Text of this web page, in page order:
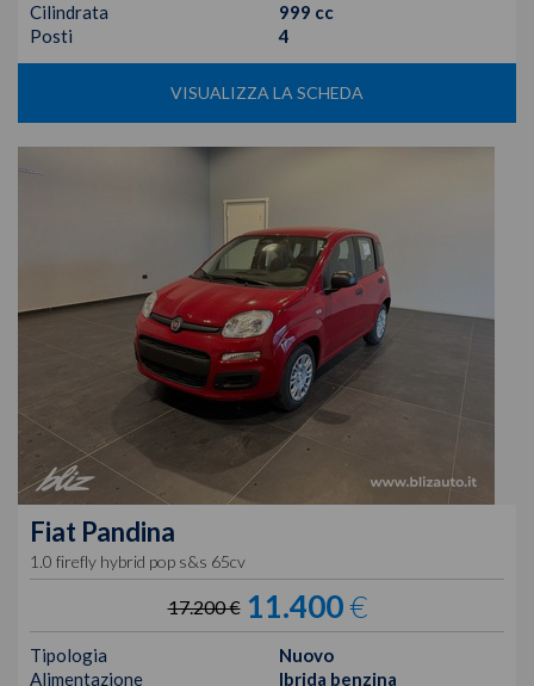
Cilindrata
999 cc
Posti
4
VISUALIZZA LA SCHEDA
Fiat Pandina
1.0 firefly hybrid pop s&s 65cv
17.200 € 11.400€
Tipologia
Nuovo
Alimentazione
Ibrida benzina